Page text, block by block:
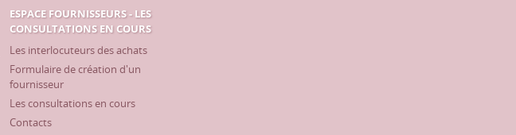
ESPACE FOURNISSEURS - LES
CONSULTATIONS EN COURS
Les interlocuteurs des achats
Formulaire de création d'un
fournisseur
Les consultations en cours
Contacts